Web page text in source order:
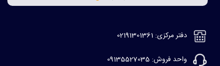
دفتر مرکزی: 02191301361
واحد فروش: 09135527035